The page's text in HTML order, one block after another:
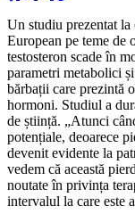
Un studiu prezentat
European pe teme de
testosteron scade în
parametri metabolici
bărbații care prezintă
hormoni. Studiul a
de știință. „Atunci
potențiale, deoarece
devenit evidente la
vedem că această
noutate în privința
intervalul la care este